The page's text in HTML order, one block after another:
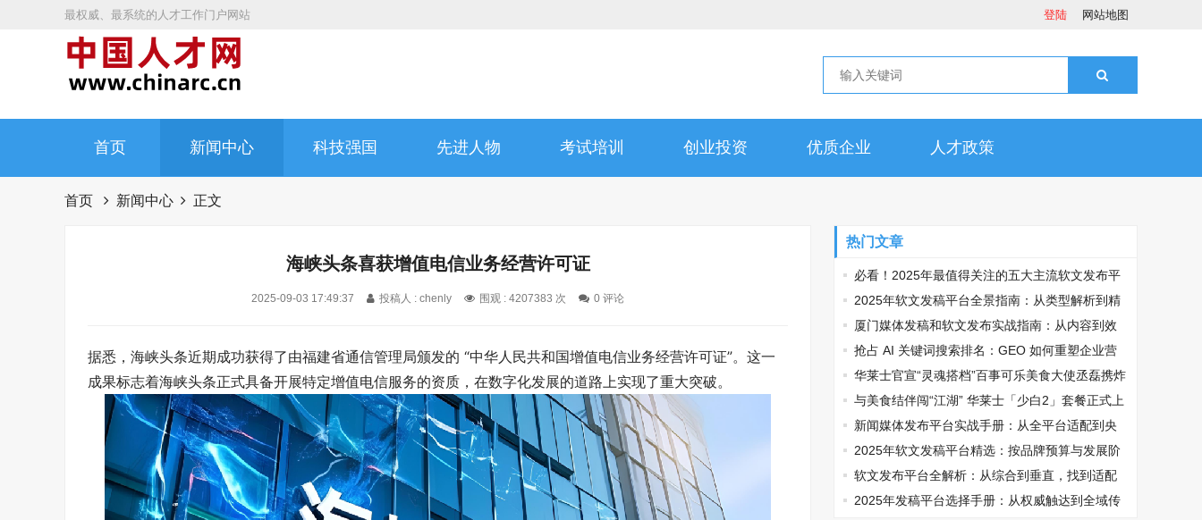
最权威、最系统的人才工作门户网站 登陆 网站地图
首页 新闻中心 科技强国 先进人物 考试培训 创业投资 优质企业 人才政策
首页 新闻中心 正文
海峡头条喜获增值电信业务经营许可证
2025-09-03 17:49:37 投稿人 : chenly 围观 : 4207383 次 0 评论
据悉，海峡头条近期成功获得了由福建省通信管理局颁发的 “中华人民共和国增值电信业务经营许可证”。这一
成果标志着海峡头条正式具备开展特定增值电信服务的资质，在数字化发展的道路上实现了重大突破。
热门文章
必看！2025年最值得关注的五大主流软文发布平
台排名
2025年软文发稿平台全景指南：从类型解析到精
准投放，解锁高效传播密码
厦门媒体发稿和软文发布实战指南：从内容到效
果的完美转化
抢占 AI 关键词搜索排名：GEO 如何重塑企业营
销新逻辑
华莱士官宣“灵魂搭档”百事可乐美食大使丞磊携炸
鸡可乐邀您观战
与美食结伴闯“江湖” 华莱士「少白2」套餐正式上
线新闻媒体发布平台实战手册：从全平台适配到央
媒传播的精准路径
2025年软文发稿平台精选：按品牌预算与发展阶
段适配指南
软文发布平台全解析：从综合到垂直，找到适配
你的传播利器
2025年发稿平台选择手册：从权威触达到全域传